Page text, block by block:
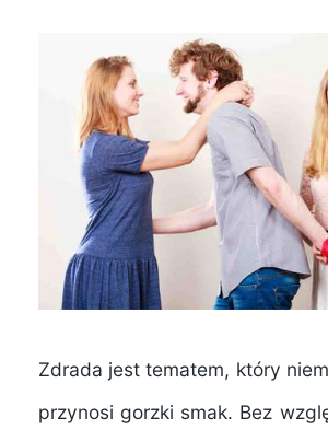
Zdrada jest tematem, który
przynosi gorzki smak. Bez